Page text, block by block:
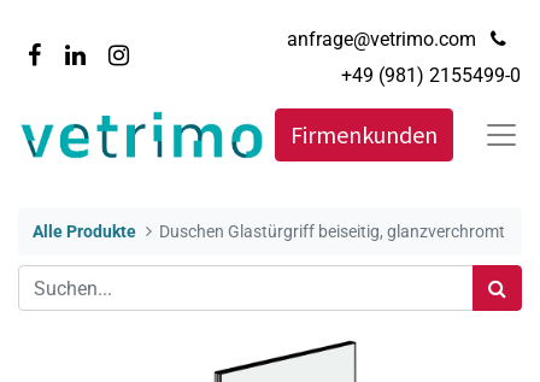
anfrage@vetrimo.com
+49 (981) 2155499-0
Firmenkunden
Alle Produkte Duschen Glastürgriff beiseitig, glanzverchromt